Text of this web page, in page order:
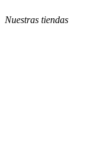
Nuestras tiendas